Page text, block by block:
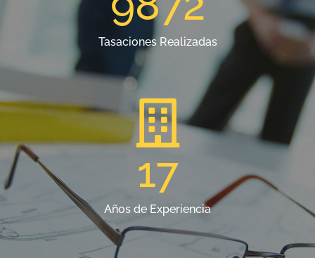
Tasaciones Realizadas
17
Años de Experiencia